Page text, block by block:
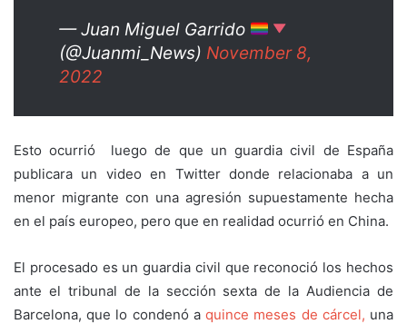
— Juan Miguel Garrido
(@Juanmi_News) November 8,
2022
Esto ocurrió luego de que un guardia civil de España
publicara un video en Twitter donde relacionaba a un
menor migrante con una agresión supuestamente hecha
en el país europeo, pero que en realidad ocurrió en China.
El procesado es un guardia civil que reconoció los hechos
ante el tribunal de la sección sexta de la Audiencia de
Barcelona, que lo condenó aquince meses de cárcel, una